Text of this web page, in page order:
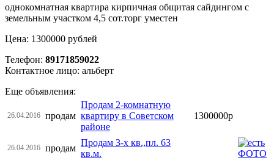
однокомнатная квартира кирпичная общитая сайдингом с
земельным участком 4,5 сот.торг уместен
Цена: 1300000 рублей
Телефон: 89171859022
Контактное лицо: альберт
Еще объявления:
26.04.2016 продам
Продам 2-комнатную
квартиру в Советском
районе
1300000р
26.04.2016 продам
Продам 3-х кв.,пл. 63
кв.м.